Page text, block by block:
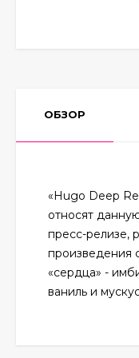
ОБЗОР
«Hugo Deep
относят
пресс-релизе,
произведения
«сердца» -
ваниль и